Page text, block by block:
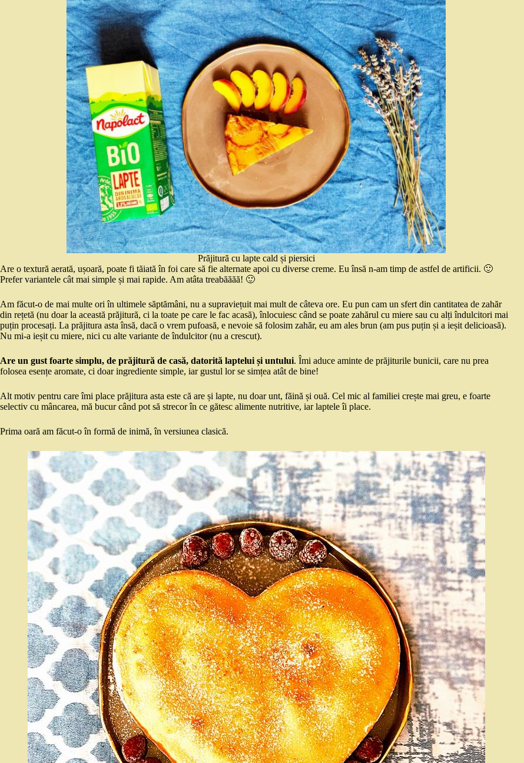
Prăjitură cu lapte cald și piersici
Are o textură aerată, ușoară, poate fi tăiată în foi care să fie alternate apoi cu diverse creme. Eu însă n-am timp de astfel de artificii. 🙂
Prefer variantele cât mai simple și mai rapide. Am atâta treabăăăă! 🙂
Am făcut-o de mai multe ori în ultimele săptămâni, nu a supraviețuit mai mult de câteva ore. Eu pun cam un sfert din cantitatea de zahăr
din rețetă (nu doar la această prăjitură, ci la toate pe care le fac acasă), înlocuiesc când se poate zahărul cu miere sau cu alți îndulcitori mai
puțin procesați. La prăjitura asta însă, dacă o vrem pufoasă, e nevoie să folosim zahăr, eu am ales brun (am pus puțin și a ieșit delicioasă).
Nu mi-a ieșit cu miere, nici cu alte variante de îndulcitor (nu a crescut).
Are un gust foarte simplu, de prăjitură de casă, datorită laptelui și untului. Îmi aduce aminte de prăjiturile bunicii, care nu prea
folosea esențe aromate, ci doar ingrediente simple, iar gustul lor se simțea atât de bine!
Alt motiv pentru care îmi place prăjitura asta este că are și lapte, nu doar unt, făină și ouă. Cel mic al familiei crește mai greu, e foarte
selectiv cu mâncarea, mă bucur când pot să strecor în ce gătesc alimente nutritive, iar laptele îi place.
Prima oară am făcut-o în formă de inimă, în versiunea clasică.